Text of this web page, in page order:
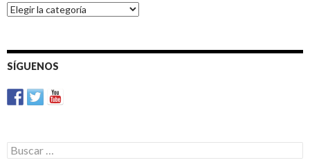
BUSCADOR
DE
SÍGUENOS
Buscar: